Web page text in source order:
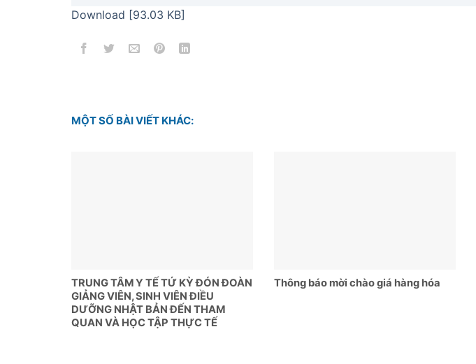
Download [93.03 KB]
MỘT SỐ BÀI VIẾT KHÁC:
TRUNG TÂM Y TẾ TỨ KỲ ĐÓN ĐOÀN
GIẢNG VIÊN, SINH VIÊN ĐIỀU
DƯỠNG NHẬT BẢN ĐẾN THAM
QUAN VÀ HỌC TẬP THỰC TẾ
Thông báo mời chào giá hàng hóa